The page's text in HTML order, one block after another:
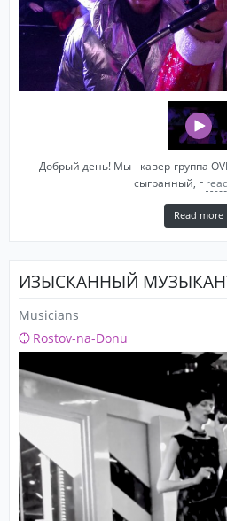
Добрый день! Мы - кавер-группа
сыгранный, г
Read more
ИЗЫСКАННЫЙ
Musicians
Rostov-na-Donu